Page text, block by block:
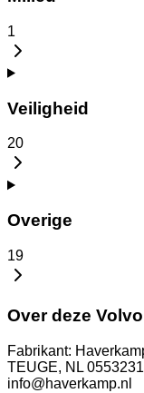
1
Veiligheid
20
Overige
19
Over deze
Fabrikant:
TEUGE, NL
info@haverkamp.nl